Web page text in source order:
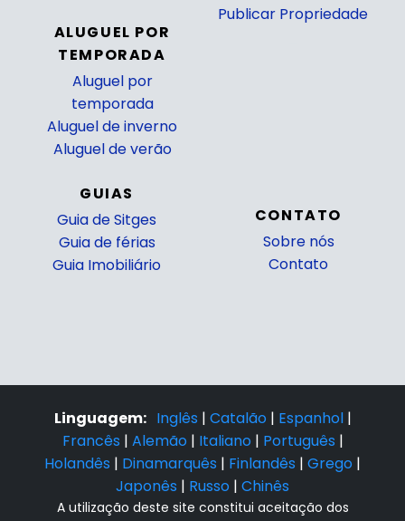
ALUGUEL POR
TEMPORADA
Aluguel por
temporada
Aluguel de inverno
Aluguel de verão
Publicar Propriedade
GUIAS
Guia de Sitges
Guia de férias
Guia Imobiliário
CONTATO
Sobre nós
Contato
Linguagem: Inglês | Catalão | Espanhol |
Francês | Alemão | Italiano | Português |
Holandês | Dinamarquês | Finlandês | Grego |
Japonês | Russo | Chinês
A utilização deste site constitui aceitação dos